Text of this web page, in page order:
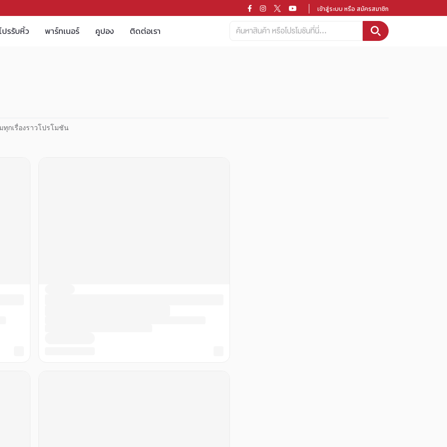
เข้าสู่ระบบ หรือ สมัครสมาชิก
ปรรับหิ้ว พาร์ทเนอร์ คูปอง ติดต่อเรา
กเรื่องราวโปรโมชัน